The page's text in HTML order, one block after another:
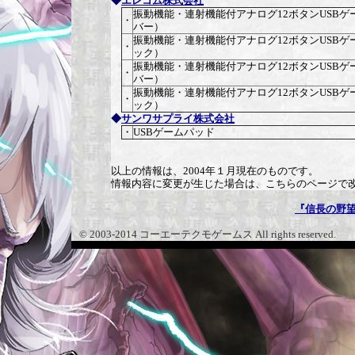
・
振動機能・連射機能付アナログ12ボタンUSBゲ
バー）
・
振動機能・連射機能付アナログ12ボタンUSBゲ
ック）
・
振動機能・連射機能付アナログ12ボタンUSBゲ
バー）
・
振動機能・連射機能付アナログ12ボタンUSBゲ
ック）
◆サンワサプライ株式会社
・ USBゲームパッド
以上の情報は、2004年１月現在のものです。
情報内容に変更が生じた場合は、こちらのページで
『信長の野
© 2003-2014 コーエーテクモゲームス All rights reserved.